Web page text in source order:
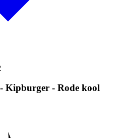
Kipburger - Rode kool